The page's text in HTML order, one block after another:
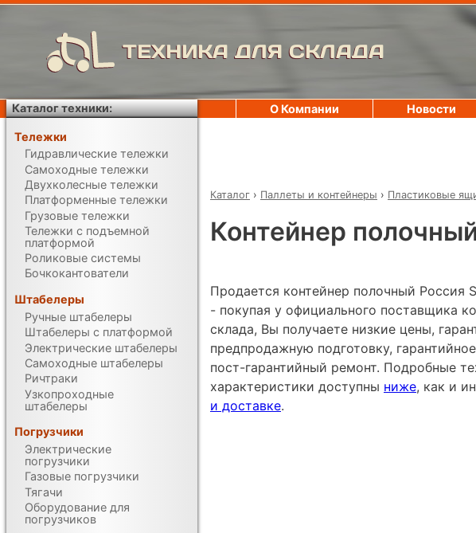
ТЕХНИКА ДЛЯ СКЛАДА
Каталог › Паллеты и контейнеры › Пластиковые
Контейнер
Продается контейнер полочный Россия
- покупая у официального поставщика
склада, Вы получаете низкие цены,
предпродажную подготовку,
пост-гарантийный ремонт. Подробные
характеристики доступны ниже, как и
и доставке.
О Компании Новости
Каталог техники:
Тележки
Гидравлические тележки
Самоходные тележки
Двухколесные тележки
Платформенные тележки
Грузовые тележки
Тележки с подъемной
платформой
Роликовые системы
Бочкокантователи
Штабелеры
Ручные штабелеры
Штабелеры с платформой
Электрические штабелеры
Самоходные штабелеры
Ричтраки
Узкопроходные
штабелеры
Погрузчики
Электрические
погрузчики
Газовые погрузчики
Тягачи
Оборудование для
погрузчиков